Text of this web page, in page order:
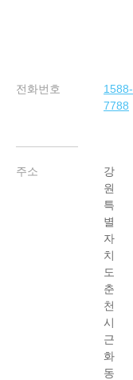
전화번호
1588-
7788
주소
강
원
특
별
자
치
도
춘
천
시
근
화
동